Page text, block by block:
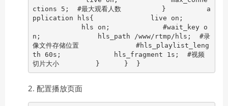
ctions 5; #最大观看人数 } a
pplication hls{ live on;
hls on; #wait_key o
n; hls_path /www/rtmp/hls; #录
像文件存储位置 #hls_playlist_leng
th 60s; hls_fragment 1s; #视频
切片大小 } } }
2. 配置播放页面